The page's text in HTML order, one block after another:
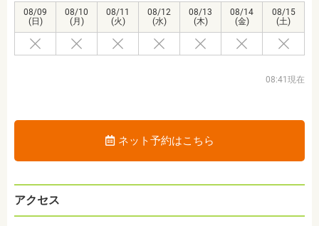
08/09
(日)
08/10
(月)
08/11
(火)
08/12
(水)
08/13
(木)
08/14
(金)
08/15
(土)
08:41現在
ネット予約はこちら
アクセス